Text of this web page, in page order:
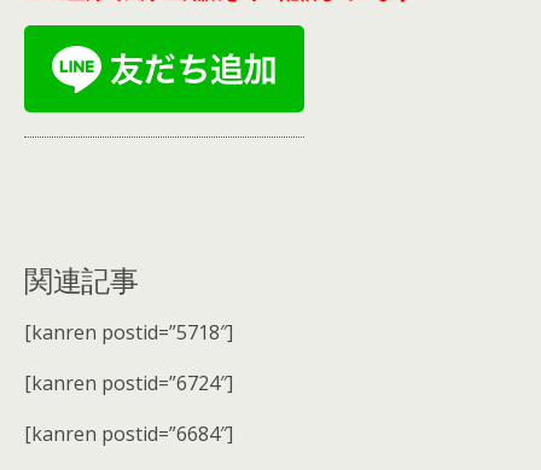
関連記事
[kanren postid=”5718″]
[kanren postid=”6724″]
[kanren postid=”6684″]